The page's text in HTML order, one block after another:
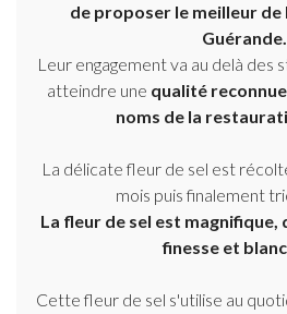
de proposer le meilleur de
Guérande.
Leur engagement va au delà des
atteindre une qualité
noms de la
La délicate fleur de sel est
mois puis finalement
La fleur de sel est
finesse et
Cette fleur de sel s'utilise au